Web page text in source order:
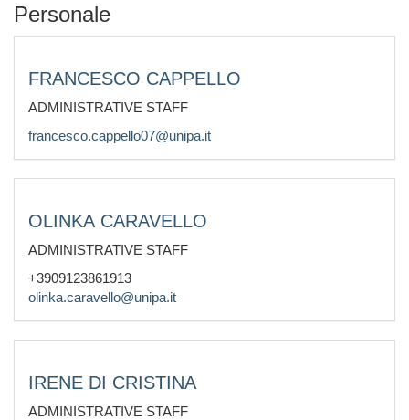
Personale
FRANCESCO CAPPELLO
ADMINISTRATIVE STAFF
francesco.cappello07@unipa.it
OLINKA CARAVELLO
ADMINISTRATIVE STAFF
+3909123861913
olinka.caravello@unipa.it
IRENE DI CRISTINA
ADMINISTRATIVE STAFF